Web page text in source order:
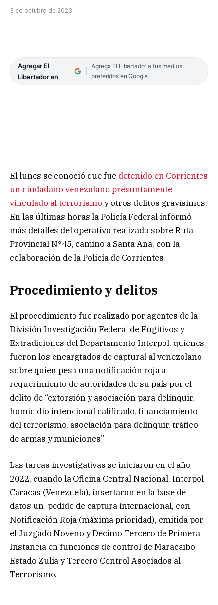
3 de octubre de 2023
Agregar El
Libertador en
Agrega El Libertador a tus medios
preferidos en Google
El lunes se conoció que fue detenido en Corrientes
un ciudadano venezolano presuntamente
vinculado al terrorismo y otros delitos gravísimos.
En las últimas horas la Policía Federal informó
más detalles del operativo realizado sobre Ruta
Provincial N°45, camino a Santa Ana, con la
colaboración de la Policía de Corrientes.
Procedimiento y delitos
El procedimiento fue realizado por agentes de la
División Investigación Federal de Fugitivos y
Extradiciones del Departamento Interpol, quienes
fueron los encargtados de captural al venezolano
sobre quien pesa una notificación roja a
requerimiento de autoridades de su país por el
delito de “extorsión y asociación para delinquir,
homicidio intencional calificado, financiamiento
del terrorismo, asociación para delinquir, tráfico
de armas y municiones”
Las tareas investigativas se iniciaron en el año
2022, cuando la Oficina Central Nacional, Interpol
Caracas (Venezuela), insertaron en la base de
datos un pedido de captura internacional, con
Notificación Roja (máxima prioridad), emitida por
el Juzgado Noveno y Décimo Tercero de Primera
Instancia en funciones de control de Maracaibo
Estado Zulia y Tercero Control Asociados al
Terrorismo.